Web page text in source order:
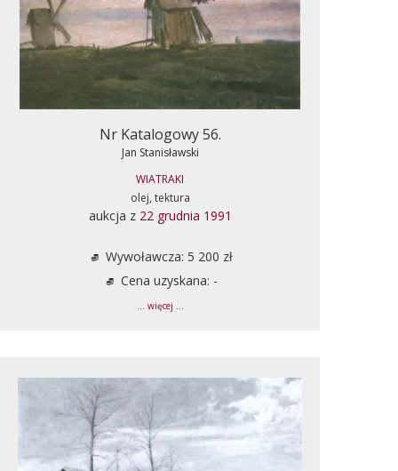
Nr Katalogowy 56.
Jan Stanisławski
WIATRAKI
olej, tektura
aukcja z 22 grudnia 1991
Wywoławcza: 5 200 zł
Cena uzyskana: -
... więcej ...